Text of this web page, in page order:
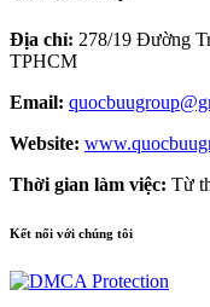
Địa chỉ: 278/19 Đường
TPHCM
Email:
Website:
Thời gian làm việc: Từ
Kết nối với chúng tôi